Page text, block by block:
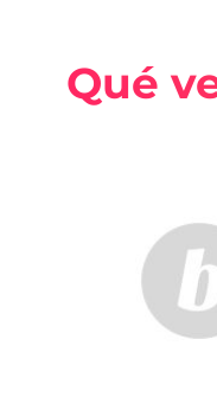
Qué